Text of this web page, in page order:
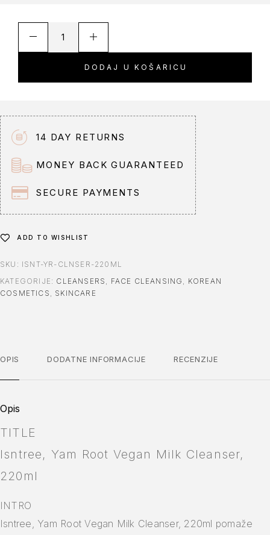
DODAJ U KOŠARICU
a
t
i
v
e
:
14 DAY RETURNS
MONEY BACK GUARANTEED
SECURE PAYMENTS
ADD TO WISHLIST
SKU: ISNT-YR-CLNSER-220ML
KATEGORIJE: CLEANSERS , FACE CLEANSING , KOREAN
COSMETICS , SKINCARE
OPIS DODATNE INFORMACIJE RECENZIJE
Opis
TITLE
Isntree, Yam Root Vegan Milk Cleanser,
220ml
INTRO
Isntree, Yam Root Vegan Milk Cleanser, 220ml pomaže